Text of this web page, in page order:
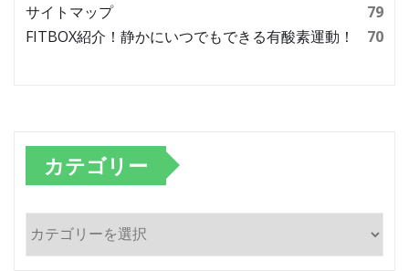
サイトマップ
79
FITBOX紹介！静かにいつでもできる有酸素運動！
70
カテゴリー
カ